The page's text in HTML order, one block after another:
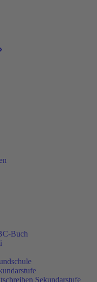
Buch
Sekundarstufe